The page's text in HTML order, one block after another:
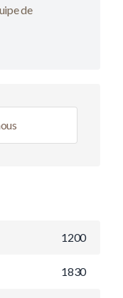
de
1200
1830